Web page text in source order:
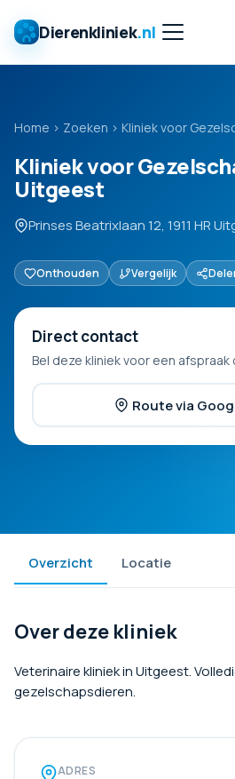
Dierenkliniek.nl
Home › Zoeken › Kliniek voor
Kliniek voor
Uitgeest
Prinses Beatrixlaan 12, 1911 HR
Onthouden Vergelijk
Direct contact
Bel deze kliniek voor een
Route via
Overzicht Locatie
Over deze kliniek
Veterinaire kliniek in Uitgeest.
gezelschapsdieren.
ADRES